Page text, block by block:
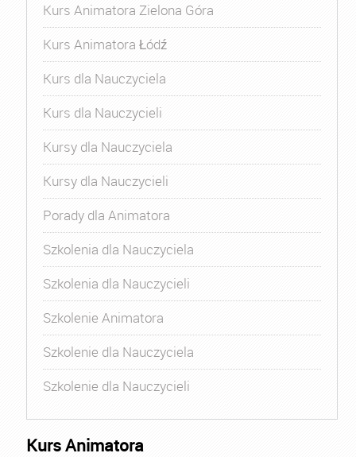
Kurs Animatora Zielona Góra
Kurs Animatora Łódź
Kurs dla Nauczyciela
Kurs dla Nauczycieli
Kursy dla Nauczyciela
Kursy dla Nauczycieli
Porady dla Animatora
Szkolenia dla Nauczyciela
Szkolenia dla Nauczycieli
Szkolenie Animatora
Szkolenie dla Nauczyciela
Szkolenie dla Nauczycieli
Kurs Animatora